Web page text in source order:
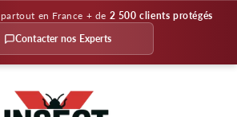
partout en France + de 2 500 clients protégés
Contacter nos Experts